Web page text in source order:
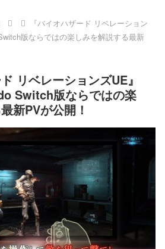
『バイオハザード リベレーション
版ならではの楽しみを解説する最新
リベレーションズUE』
Switch版ならではの楽
新PVが公開！